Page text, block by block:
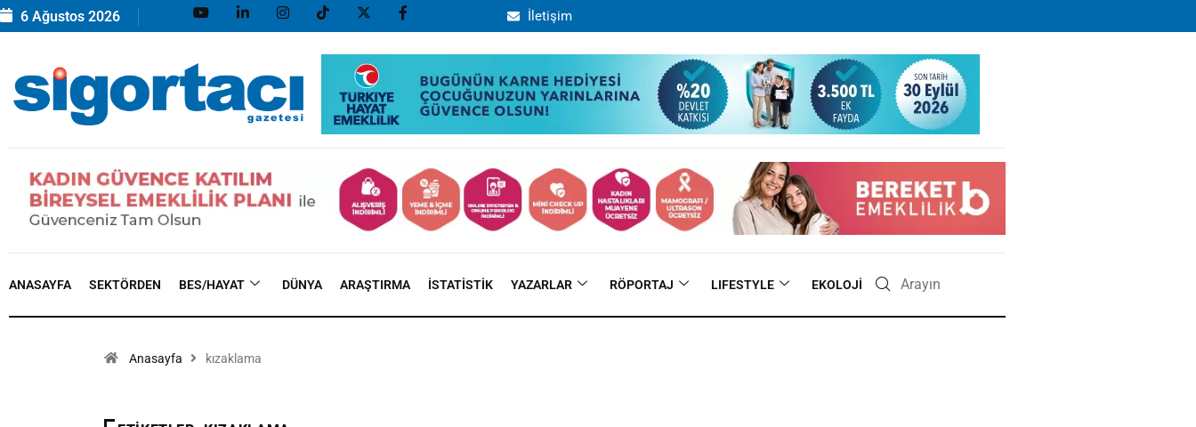
6 Ağustos 2026 İletişim
ANASAYFA SEKTÖRDEN BES/HAYAT DÜNYA ARAŞTIRMA İSTATISTIK YAZARLAR RÖPORTAJ LIFESTYLE EKOLOJI
Anasayfa kızaklama